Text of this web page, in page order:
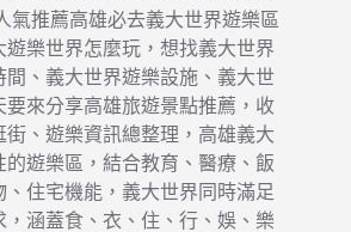
氣推薦高雄必去義大世界遊樂區
樂世界怎麼玩，想找義大世界
、義大世界遊樂設施、義大世
要來分享高雄旅遊景點推薦，收
、遊樂資訊總整理，高雄義大
遊樂區，結合教育、醫療、飯
住宅機能，義大世界同時滿足
涵蓋食、衣、住、行、娛、樂